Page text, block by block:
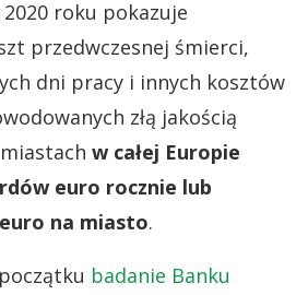
roku pokazuje
przedwczesnej śmierci,
dni pracy i innych kosztów
złą jakością
w całej Europie
euro rocznie lub
na miasto.
badanie Banku